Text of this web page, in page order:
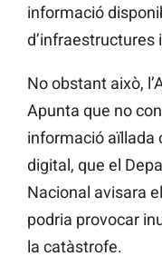
informació
d’infraestructures
No obstant això,
Apunta que no
informació aïllada
digital, que el
Nacional avisara
podria provocar
la catàstrofe.